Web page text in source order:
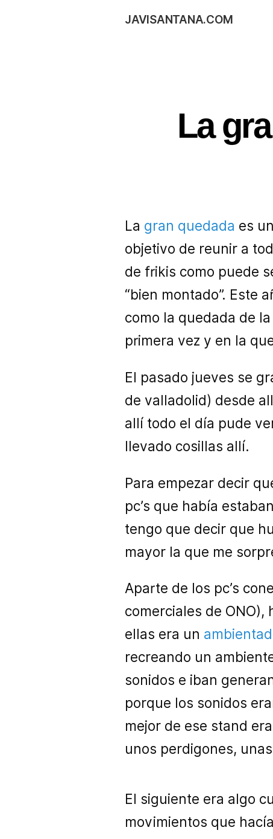
JAVISANTANA.COM
La
La gran quedada es
objetivo de reunir a
de frikis como puede
“bien montado”. Este
como la quedada de
primera vez y en la
El pasado jueves se
de valladolid) desde
allí todo el día pude
llevado cosillas allí.
Para empezar decir
pc’s que había
tengo que decir que
mayor la que me
Aparte de los pc’s
comerciales de ONO),
ellas era un
recreando un
sonidos e iban
porque los sonidos
mejor de ese stand
unos perdigones,
El siguiente era algo
movimientos que